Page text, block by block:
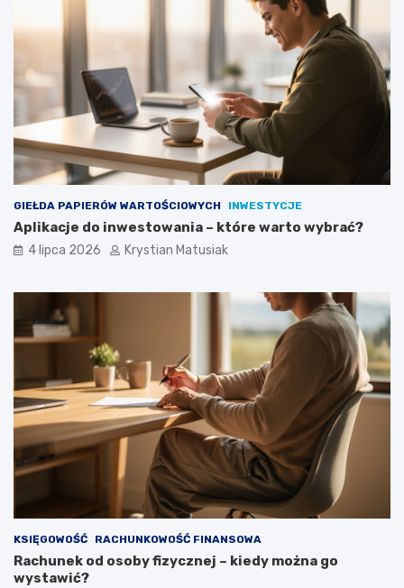
GIEŁDA PAPIERÓW WARTOŚCIOWYCH INWESTYCJE
Aplikacje do inwestowania – które warto wybrać?
4 lipca 2026 Krystian Matusiak
KSIĘGOWOŚĆ RACHUNKOWOŚĆ FINANSOWA
Rachunek od osoby fizycznej – kiedy można go
wystawić?